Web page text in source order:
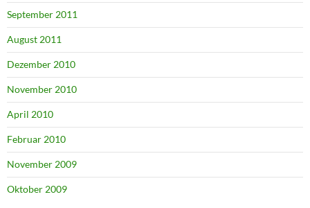
September 2011
August 2011
Dezember 2010
November 2010
April 2010
Februar 2010
November 2009
Oktober 2009